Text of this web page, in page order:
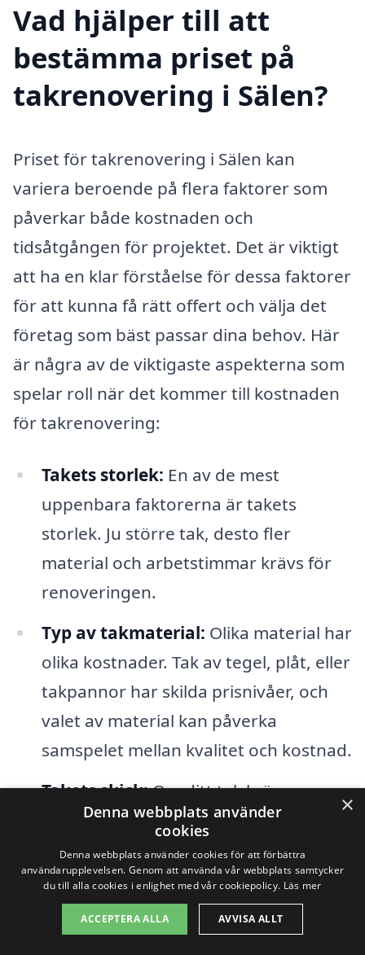
Vad hjälper till att
bestämma priset på
takrenovering i Sälen?
Priset för takrenovering i Sälen kan
variera beroende på flera faktorer som
påverkar både kostnaden och
tidsåtgången för projektet. Det är viktigt
att ha en klar förståelse för dessa faktorer
för att kunna få rätt offert och välja det
företag som bäst passar dina behov. Här
är några av de viktigaste aspekterna som
spelar roll när det kommer till kostnaden
för takrenovering:
Takets storlek: En av de mest
uppenbara faktorerna är takets
storlek. Ju större tak, desto fler
material och arbetstimmar krävs för
renoveringen.
Typ av takmaterial: Olika material har
olika kostnader. Tak av tegel, plåt, eller
takpannor har skilda prisnivåer, och
valet av material kan påverka
samspelet mellan kvalitet och kostnad.
Takets skick:Om ditt tak kräver mer
än bara en enkel renovering, som
reparation av underliggande
strukturer eller byte av läkt, kan
kostnaderna öka avsevärt.
×
Denna webbplats använder
cookies
Denna webbplats använder cookies för att förbättra
användarupplevelsen. Genom att använda vår webbplats samtycker
du till alla cookies i enlighet med vår cookiepolicy. Läs mer
ACCEPTERA ALLA AVVISA ALLT